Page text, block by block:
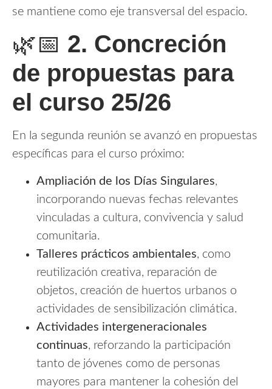
se mantiene como eje transversal del espacio.
🌿📅 2. Concreción
de propuestas para
el curso 25/26
En la segunda reunión se avanzó en propuestas
específicas para el curso próximo:
Ampliación de los Días Singulares,
incorporando nuevas fechas relevantes
vinculadas a cultura, convivencia y salud
comunitaria.
Talleres prácticos ambientales, como
reutilización creativa, reparación de
objetos, creación de huertos urbanos o
actividades de sensibilización climática.
Actividades intergeneracionales
continuas, reforzando la participación
tanto de jóvenes como de personas
mayores para mantener la cohesión del